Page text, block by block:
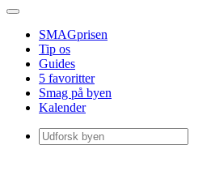
SMAGprisen
Tip os
Guides
5 favoritter
Smag på byen
Kalender